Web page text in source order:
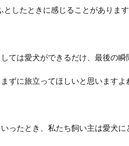
としたときに感じることがあります
ては愛犬ができるだけ、最後の瞬
ずに旅立ってほしいと思いますよ
ったとき、私たち飼い主は愛犬に